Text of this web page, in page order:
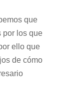
que
por los que
ello que
de cómo